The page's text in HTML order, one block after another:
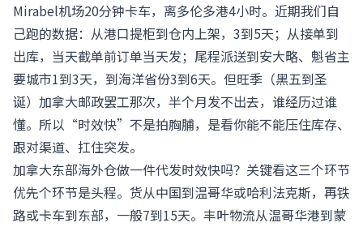
Mirabel机场20分钟卡车，离多伦多港4小时。近期我们自
己跑的数据：从港口提柜到仓内上架，3到5天；从接单到
出库，当天截单前订单当天发；尾程派送到安大略、魁省主
要城市1到3天，到海洋省份3到6天。但旺季（黑五到圣
诞）加拿大邮政罢工那次，半个月发不出去，谁经历过谁
懂。所以“时效快”不是拍胸脯，是看你能不能压住库存、
跟对渠道、扛住突发。
加拿大东部海外仓做一件代发时效快吗？关键看这三个环节
优先个环节是头程。货从中国到温哥华或哈利法克斯，再铁
路或卡车到东部，一般7到15天。丰叶物流从温哥华港到蒙